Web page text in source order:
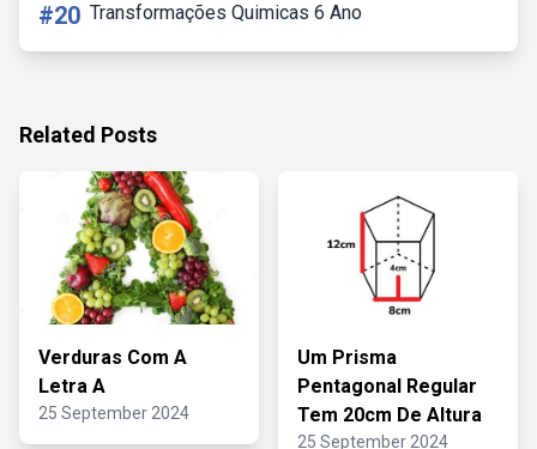
#20 Transformações Quimicas 6 Ano
Related Posts
Verduras Com A
Letra A
25 September 2024
Um Prisma
Pentagonal Regular
Tem 20cm De Altura
25 September 2024